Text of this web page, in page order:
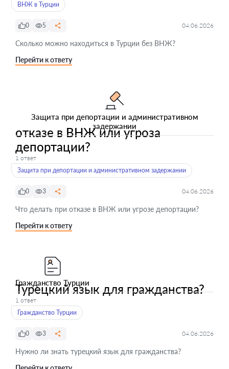
ВНЖ в Турции
0 5 04.06.2026
Сколько можно находиться в Турции без ВНЖ?
Перейти к ответу
Защита при депортации и административном
задержании
отказе в ВНЖ или угроза
депортации?
1 ответ
Защита при депортации и административном задержании
0 3 04.06.2026
Что делать при отказе в ВНЖ или угрозе депортации?
Перейти к ответу
Гражданство Турции
Турецкий язык для гражданства?
1 ответ
Гражданство Турции
0 3 04.06.2026
Нужно ли знать турецкий язык для гражданства?